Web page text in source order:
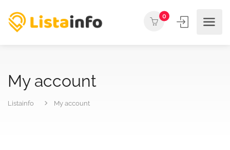
0
My account
Listainfo My account